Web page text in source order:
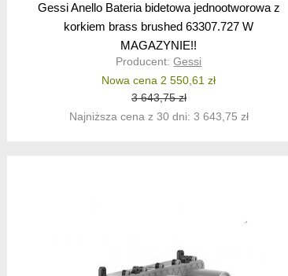
Gessi Anello Bateria bidetowa jednootworowa z
korkiem brass brushed 63307.727 W
MAGAZYNIE!!
Producent:Gessi
Nowa cena 2 550,61 zł
3 643,75 zł
Najniższa cena z 30 dni: 3 643,75 zł